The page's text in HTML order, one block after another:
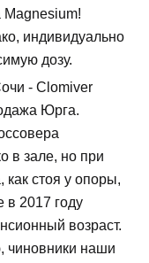
Magnesium!
индивидуально
дозу.
- Clomiver
Юрга.
в зале, но при
как стоя у опоры,
в 2017 году
возраст.
чиновники наши